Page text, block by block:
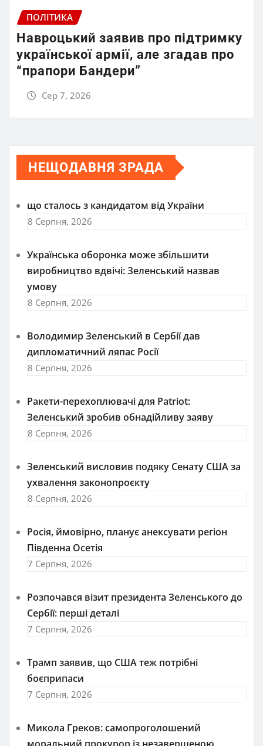
ПОЛІТИКА
Навроцький заявив про підтримку
української армії, але згадав про
“прапори Бандери”
Сер 7, 2026
НЕЩОДАВНЯ ЗРАДА
що сталось з кандидатом від України
8 Серпня, 2026
Українська оборонка може збільшити
виробництво вдвічі: Зеленський назвав
умову
8 Серпня, 2026
Володимир Зеленський в Сербії дав
дипломатичний ляпас Росії
8 Серпня, 2026
Ракети-перехоплювачі для Patriot:
Зеленський зробив обнадійливу заяву
8 Серпня, 2026
Зеленський висловив подяку Сенату США за
ухвалення законопроєкту
8 Серпня, 2026
Росія, ймовірно, планує анексувати регіон
Південна Осетія
7 Серпня, 2026
Розпочався візит президента Зеленського до
Сербії: перші деталі
7 Серпня, 2026
Трамп заявив, що США теж потрібні
боєприпаси
7 Серпня, 2026
Микола Греков: самопроголошений